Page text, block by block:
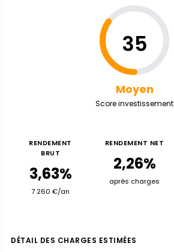
35
Moyen
Score investissement
RENDEMENT
BRUT
3,63%
7 260 €/an
RENDEMENT NET
2,26%
après charges
DÉTAIL DES CHARGES ESTIMÉES